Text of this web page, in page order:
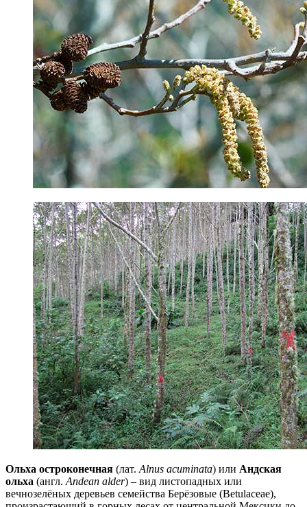
Ольха остроконечная (лат. Alnus acuminata) или Андская
ольха (англ. Andean alder) – вид листопадных или
вечнозелёных деревьев семейства Берёзовые (Betulaceae),